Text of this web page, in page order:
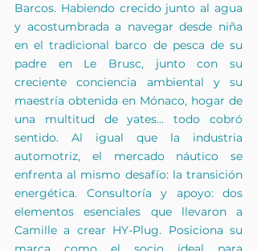
Barcos. Habiendo crecido junto al agua
y acostumbrada a navegar desde niña
en el tradicional barco de pesca de su
padre en Le Brusc, junto con su
creciente conciencia ambiental y su
maestría obtenida en Mónaco, hogar de
una multitud de yates... todo cobró
sentido. Al igual que la industria
automotriz, el mercado náutico se
enfrenta al mismo desafío: la transición
energética. Consultoría y apoyo: dos
elementos esenciales que llevaron a
Camille a crear HY-Plug. Posiciona su